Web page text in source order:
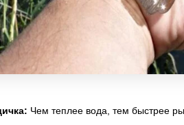
Чем теплее вода, тем быстрее